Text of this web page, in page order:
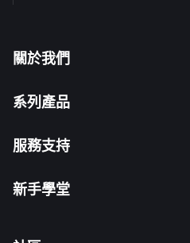
關於我們
系列產品
服務支持
新手學堂